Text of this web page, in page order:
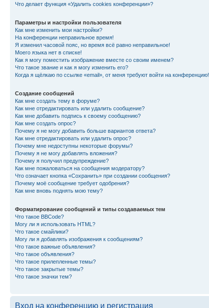
Что делает функция «Удалить cookies конференции»?
Параметры и настройки пользователя
Как мне изменить мои настройки?
На конференции неправильное время!
Я изменил часовой пояс, но время всё равно неправильное!
Моего языка нет в списке!
Как я могу поместить изображение вместе со своим именем?
Что такое звание и как я могу изменить его?
Когда я щёлкаю по ссылке «email», от меня требуют войти на конференцию!
Создание сообщений
Как мне создать тему в форуме?
Как мне отредактировать или удалить сообщение?
Как мне добавить подпись к своему сообщению?
Как мне создать опрос?
Почему я не могу добавить больше вариантов ответа?
Как мне отредактировать или удалить опрос?
Почему мне недоступны некоторые форумы?
Почему я не могу добавлять вложения?
Почему я получил предупреждение?
Как мне пожаловаться на сообщения модератору?
Что означает кнопка «Сохранить» при создании сообщения?
Почему моё сообщение требует одобрения?
Как мне вновь поднять мою тему?
Форматирование сообщений и типы создаваемых тем
Что такое BBCode?
Могу ли я использовать HTML?
Что такое смайлики?
Могу ли я добавлять изображения к сообщениям?
Что такое важные объявления?
Что такое объявления?
Что такое прилепленные темы?
Что такое закрытые темы?
Что такое значки тем?
Вход на конференцию и регистрация